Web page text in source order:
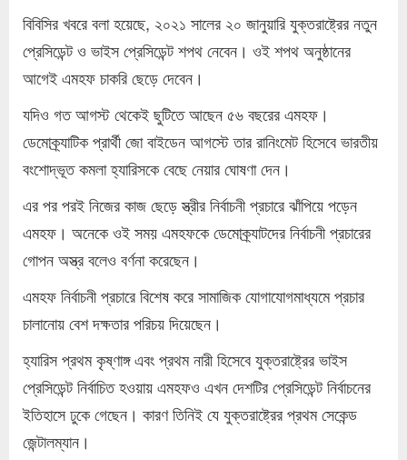
বিবিসির খবরে বলা হয়েছে, ২০২১ ‍সালের ২০ জানুয়ারি যুক্তরাষ্ট্রের নতুন
প্রেসিডেন্ট ও ভাইস প্রেসিডেন্ট শপথ নেবেন। ওই শপথ অনুষ্ঠানের
আগেই এমহফ চাকরি ছেড়ে দেবেন।
যদিও গত আগস্ট থেকেই ছুটিতে আছেন ৫৬ বছরের এমহফ।
ডেমোক্র্যাটিক প্রার্থী জো বাইডেন আগস্টে তার রানিংমেট হিসেবে ভারতীয়
বংশোদ্ভূত কমলা হ্যারিসকে বেছে নেয়ার ঘোষণা দেন।
এর পর পরই নিজের কাজ ছেড়ে স্ত্রীর নির্বাচনী প্রচারে ঝাঁপিয়ে পড়েন
এমহফ। অনেকে ওই সময় এমহফকে ডেমোক্র্যাটদের নির্বাচনী প্রচারের
গোপন অস্ত্র বলেও বর্ণনা করেছেন।
এমহফ নির্বাচনী প্রচারে বিশেষ করে সামাজিক যোগাযোগমাধ্যমে প্রচার
চালানোয় বেশ দক্ষতার পরিচয় দিয়েছেন।
হ্যারিস প্রথম কৃষ্ণাঙ্গ এবং প্রথম নারী হিসেবে যুক্তরাষ্ট্রের ভাইস
প্রেসিডেন্ট নির্বাচিত হওয়ায় এমহফও এখন দেশটির প্রেসিডেন্ট নির্বাচনের
ইতিহাসে ঢুকে গেছেন। কারণ তিনিই যে যুক্তরাষ্ট্রের প্রথম সেকেন্ড
জেন্টালম্যান।